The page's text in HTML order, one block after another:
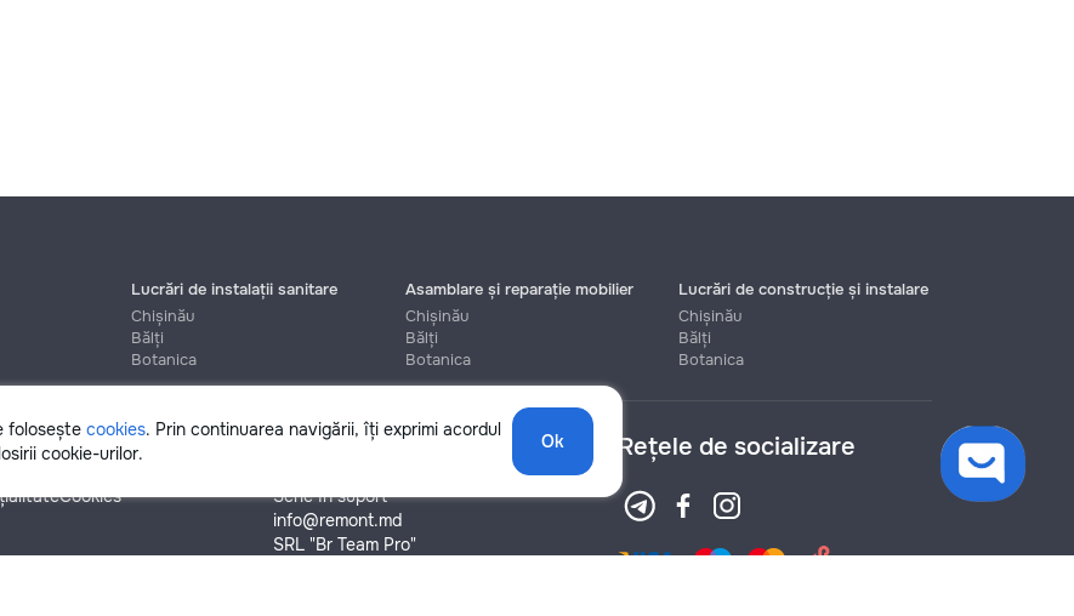
folosește cookies. Prin continuarea navigării, îți exprimi acordul
cookie-urilor.
Ok
Lucrări de instalații sanitare
Chișinău
Bălți
Botanica
Asamblare și reparație mobilier
Chișinău
Bălți
Botanica
Lucrări de construcție și instalare
Chișinău
Bălți
Botanica
Cookies
Ajutor
Scrie în suport
info@remont.md
SRL "Br Team Pro"
Rețele de socializare